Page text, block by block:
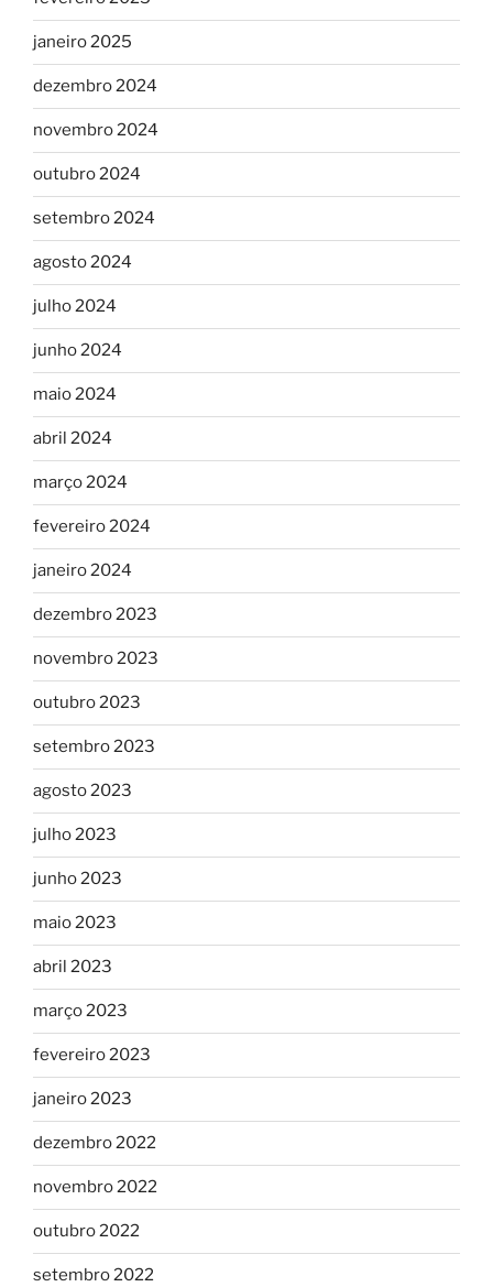
janeiro 2025
dezembro 2024
novembro 2024
outubro 2024
setembro 2024
agosto 2024
julho 2024
junho 2024
maio 2024
abril 2024
março 2024
fevereiro 2024
janeiro 2024
dezembro 2023
novembro 2023
outubro 2023
setembro 2023
agosto 2023
julho 2023
junho 2023
maio 2023
abril 2023
março 2023
fevereiro 2023
janeiro 2023
dezembro 2022
novembro 2022
outubro 2022
setembro 2022